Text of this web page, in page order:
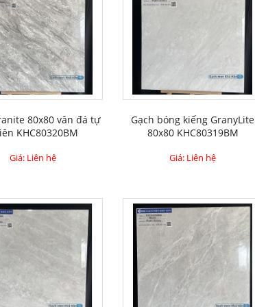
80x80 vân đá tự
KHC80320BM
Giá: Liên hệ
Gạch bóng kiếng GranyLite
80x80 KHC80319BM
Giá: Liên hệ